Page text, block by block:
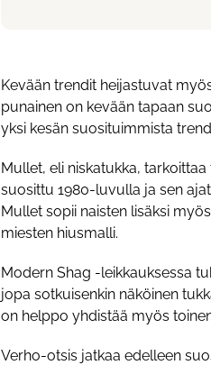
Kevään trendit heijastuvat
punainen on kevään tapaan
yksi kesän suosituimmista
Mullet, eli niskatukka,
suosittu 1980-luvulla ja sen
Mullet sopii naisten lisäksi
miesten hiusmalli.
Modern Shag -leikkauksessa
jopa sotkuisenkin näköinen
on helppo yhdistää myös
Verho-otsis jatkaa edelleen